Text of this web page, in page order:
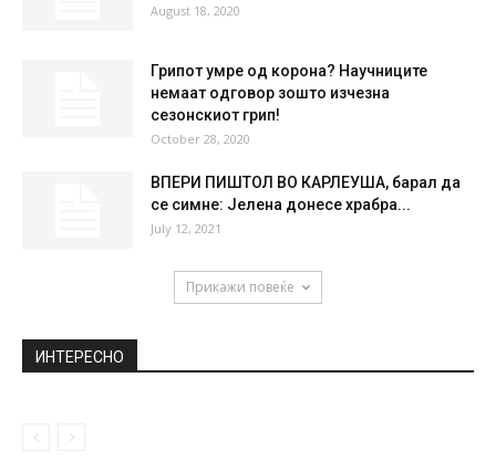
August 18, 2020
Грипот умре од корона? Научниците
немаат одговор зошто изчезна
сезонскиот грип!
October 28, 2020
ВПЕРИ ПИШТОЛ ВО КАРЛЕУША, барал да
се симне: Јелена донесе храбра...
July 12, 2021
Прикажи повеќе
ИНТЕРЕСНО